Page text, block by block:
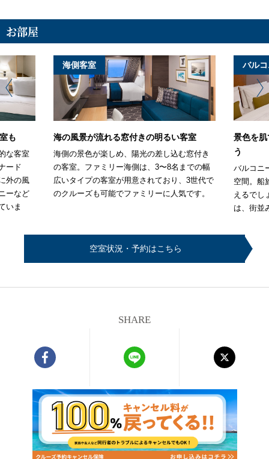
お部屋
も
な客室
ード
外の風
ーなど
いま
海側客室
海の風景が流れる窓付きの明るい客室
海側の景色が楽しめ、陽光の差し込む窓付き
の客室。ファミリー海側は、3〜8名までの幅
広いタイプの客室が用意されており、3世代で
のクルーズも可能でファミリーに人気です。
バル
景色を
う
バルコニ
空間。船
えるでし
は、街並
空室状況・予約はこちら
SHARE